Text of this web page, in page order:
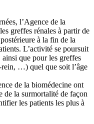
l’Agence de la
greffes rénales à partir de
à la fin de la
L’activité se poursuit
que pour les greffes
…) quel que soit l’âge
de la biomédecine ont
de la surmortalité de façon
les patients les plus à